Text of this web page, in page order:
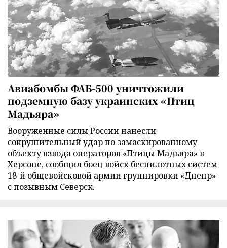
Авиабомбы ФАБ-500 уничтожили
подземную базу украинских «Птиц
Мадьяра»
Вооруженные силы России нанесли
сокрушительный удар по замаскированному
объекту взвода операторов «Птицы Мадьяра» в
Херсоне, сообщил боец войск беспилотных систем
18-й общевойсковой армии группировки «Днепр»
с позывным Северск.